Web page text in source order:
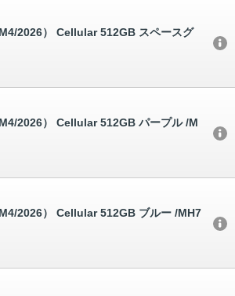
2026） Cellular 512GB スペースグ
2026） Cellular 512GB パープル /M
2026） Cellular 512GB ブルー /MH7